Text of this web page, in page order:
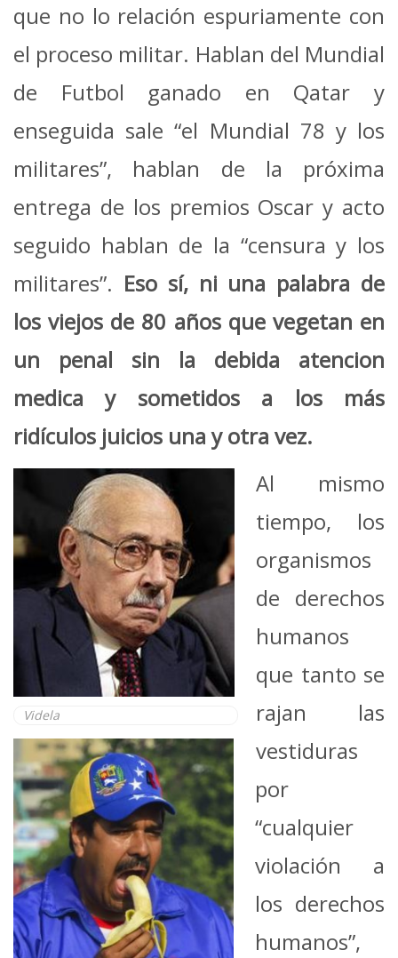
que no lo relación espuriamente con
el proceso militar. Hablan del Mundial
de Futbol ganado en Qatar y
enseguida sale “el Mundial 78 y los
militares”, hablan de la próxima
entrega de los premios Oscar y acto
seguido hablan de la “censura y los
militares”. Eso sí, ni una palabra de
los viejos de 80 años que vegetan en
un penal sin la debida atencion
medica y sometidos a los más
ridículos juicios una y otra vez.
Videla
Al mismo
tiempo, los
organismos
de derechos
humanos
que tanto se
rajan las
vestiduras
por
“cualquier
violación a
los derechos
humanos”,